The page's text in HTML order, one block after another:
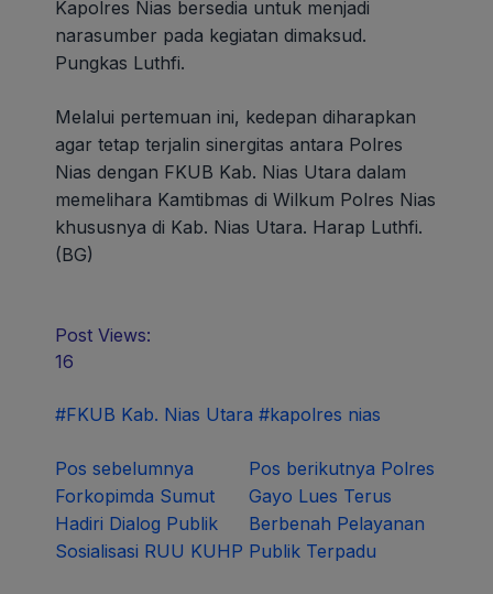
Kapolres Nias bersedia untuk menjadi
narasumber pada kegiatan dimaksud.
Pungkas Luthfi.
Melalui pertemuan ini, kedepan diharapkan
agar tetap terjalin sinergitas antara Polres
Nias dengan FKUB Kab. Nias Utara dalam
memelihara Kamtibmas di Wilkum Polres Nias
khususnya di Kab. Nias Utara. Harap Luthfi.
(BG)
Post Views:
16
#FKUB Kab. Nias Utara #kapolres nias
Navigasi
pos
Pos sebelumnya
Forkopimda Sumut
Hadiri Dialog Publik
Sosialisasi RUU KUHP
Pos berikutnya Polres
Gayo Lues Terus
Berbenah Pelayanan
Publik Terpadu